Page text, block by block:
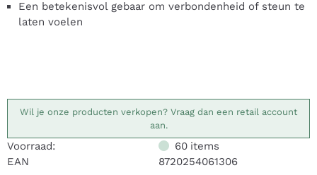
Een betekenisvol gebaar om verbondenheid of steun te
laten voelen
Wil je onze producten verkopen? Vraag dan een retail account
aan.
Voorraad: 60 items
EAN
8720254061306